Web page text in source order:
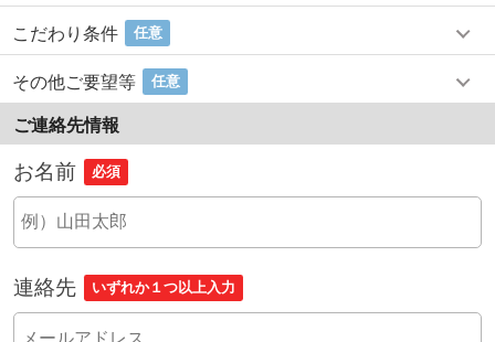
こだわり条件 任意
その他ご要望等 任意
ご連絡先情報
お名前 必須
連絡先 いずれか１つ以上入力